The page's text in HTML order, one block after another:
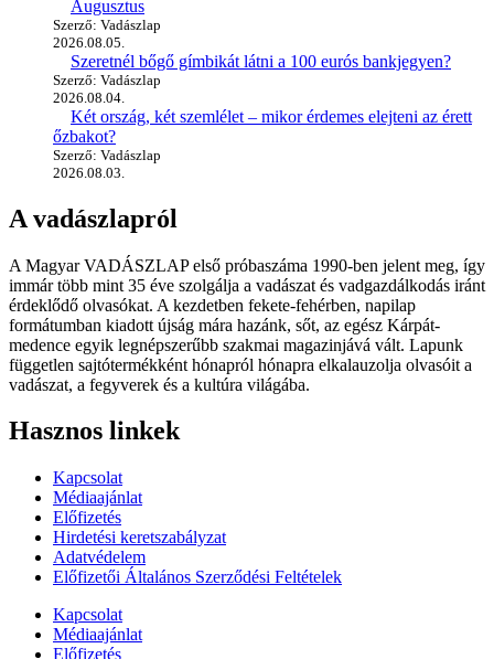
Augusztus
Szerző: Vadászlap
2026.08.05.
Szeretnél bőgő gímbikát látni a 100 eurós bankjegyen?
Szerző: Vadászlap
2026.08.04.
Két ország, két szemlélet – mikor érdemes elejteni az érett
őzbakot?
Szerző: Vadászlap
2026.08.03.
A vadászlapról
A Magyar VADÁSZLAP első próbaszáma 1990-ben jelent meg, így
immár több mint 35 éve szolgálja a vadászat és vadgazdálkodás iránt
érdeklődő olvasókat. A kezdetben fekete-fehérben, napilap
formátumban kiadott újság mára hazánk, sőt, az egész Kárpát-
medence egyik legnépszerűbb szakmai magazinjává vált. Lapunk
független sajtótermékként hónapról hónapra elkalauzolja olvasóit a
vadászat, a fegyverek és a kultúra világába.
Hasznos linkek
Kapcsolat
Médiaajánlat
Előfizetés
Hirdetési keretszabályzat
Adatvédelem
Előfizetői Általános Szerződési Feltételek
Kapcsolat
Médiaajánlat
Előfizetés